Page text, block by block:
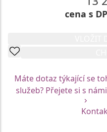
cena s
Máte dotaz týkající se
služeb? Přejete si s